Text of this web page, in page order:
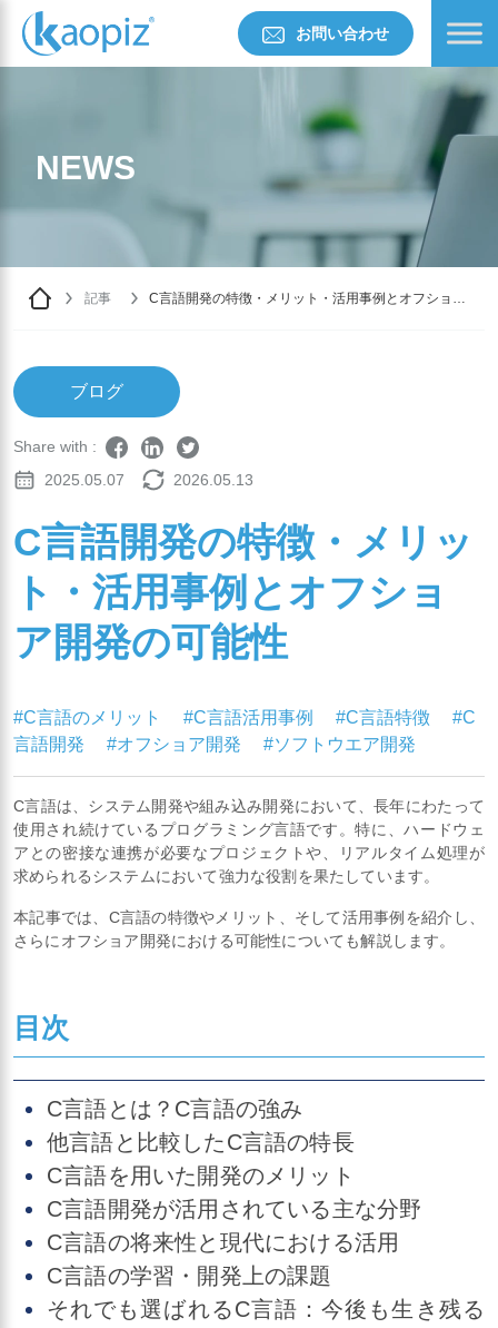
お問い合わせ
NEWS
記事
C言語開発の特徴・メリット・活用事例とオフショア
ブログ
Share with :
2025.05.07
2026.05.13
C言語開発の特徴・メリッ
ト・活用事例とオフショ
ア開発の可能性
#C言語のメリット #C言語活用事例 #C言語特徴
#C
言語開発
#オフショア開発 #ソフトウエア開発
C言語は、システム開発や組み込み開発において、長年にわたって
使用され続けているプログラミング言語です。特に、ハードウェ
アとの密接な連携が必要なプロジェクトや、リアルタイム処理が
求められるシステムにおいて強力な役割を果たしています。
本記事では、C言語の特徴やメリット、そして活用事例を紹介し、
さらにオフショア開発における可能性についても解説します。
目次
C言語とは？C言語の強み
他言語と比較したC言語の特長
C言語を用いた開発のメリット
C言語開発が活用されている主な分野
C言語の将来性と現代における活用
C言語の学習・開発上の課題
それでも選ばれるC言語：今後も生き残る